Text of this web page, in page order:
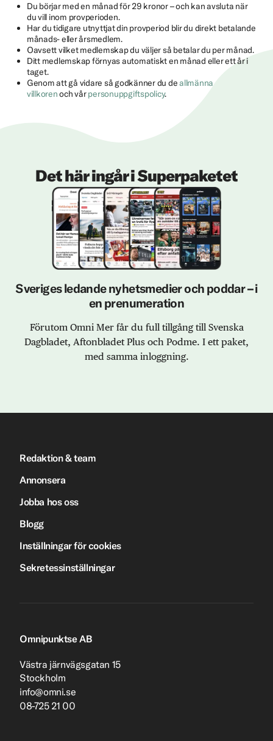
Du börjar med en månad för 29 kronor – och kan avsluta när
du vill inom provperioden.
Har du tidigare utnyttjat din provperiod blir du direkt betalande
månads- eller årsmedlem.
Oavsett vilket medlemskap du väljer så betalar du per månad.
Ditt medlemskap förnyas automatiskt en månad eller ett år i
taget.
Genom att gå vidare så godkänner du deallmänna
villkorenoch vårpersonuppgiftspolicy.
Det här ingår i Superpaketet
Sveriges ledande nyhetsmedier och poddar – i
en prenumeration
Förutom Omni Mer får du full tillgång till Svenska
Dagbladet, Aftonbladet Plus och Podme. I ett paket,
med samma inloggning.
Redaktion & team
Annonsera
Jobba hos oss
Blogg
Inställningar för cookies
Sekretessinställningar
Omnipunktse AB
Västra järnvägsgatan 15
Stockholm
info@omni.se
08-725 21 00